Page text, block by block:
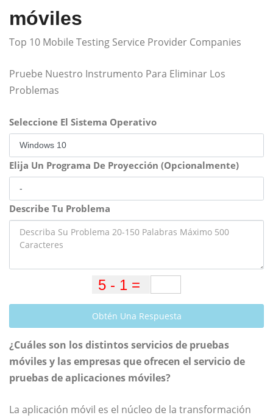
móviles
Top 10 Mobile Testing Service Provider Companies
Pruebe Nuestro Instrumento Para Eliminar Los
Problemas
Seleccione El Sistema Operativo
Elija Un Programa De Proyección (Opcionalmente)
Describe Tu Problema
Obtén Una Respuesta
¿Cuáles son los distintos servicios de pruebas
móviles y las empresas que ofrecen el servicio de
pruebas de aplicaciones móviles?
La aplicación móvil es el núcleo de la transformación